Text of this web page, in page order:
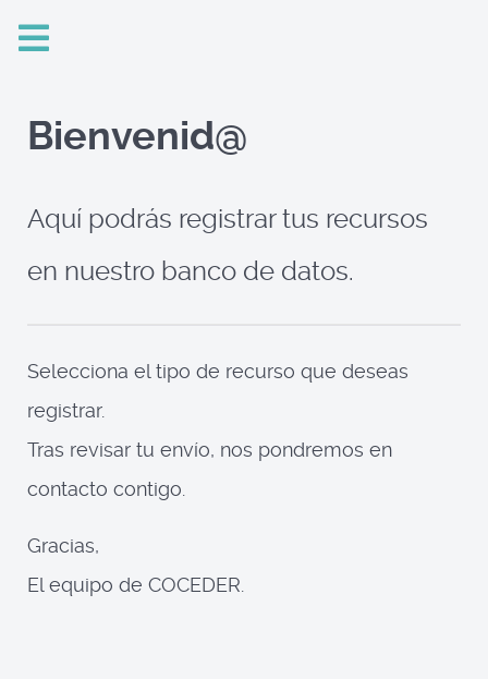
Bienvenid@
Aquí podrás registrar tus recursos
en nuestro banco de datos.
Selecciona el tipo de recurso que deseas
registrar.
Tras revisar tu envío, nos pondremos en
contacto contigo.
Gracias,
El equipo de COCEDER.